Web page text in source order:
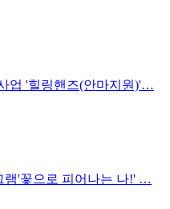
업 '힐링핸즈(안마지원)'…
램'꽃으로 피어나는 나!' …